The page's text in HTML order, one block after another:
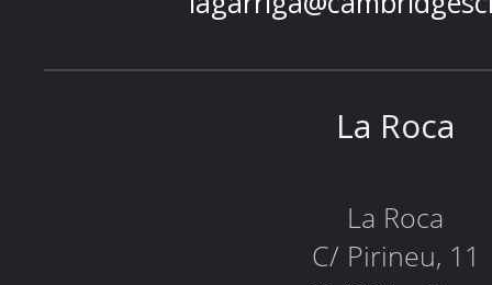
La Roca
La Roca
C/ Pirineu, 11